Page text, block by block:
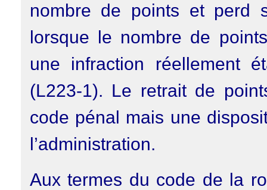
nombre de points et perd
lorsque le nombre de
une infraction réellement
(L223-1). Le retrait de
code pénal mais une
l’administration.
Aux termes du code de la